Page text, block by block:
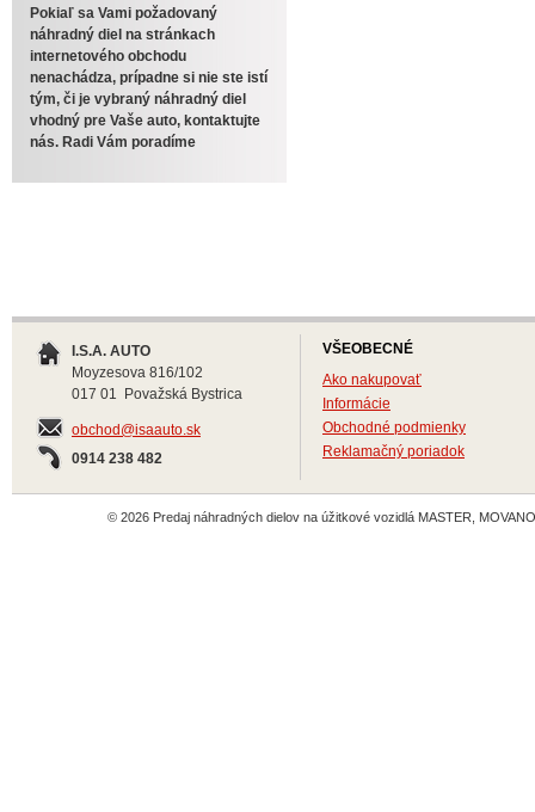
Pokiaľ sa Vami požadovaný
náhradný diel na stránkach
internetového obchodu
nenachádza, prípadne si nie ste istí
tým, či je vybraný náhradný diel
vhodný pre Vaše auto, kontaktujte
nás. Radi Vám poradíme
I.S.A. AUTO
Moyzesova 816/102
017 01 Považská Bystrica
obchod@isaauto.sk
0914 238 482
VŠEOBECNÉ
Ako nakupovať
Informácie
Obchodné podmienky
Reklamačný poriadok
© 2026 Predaj náhradných dielov na úžitkové vozidlá MASTER,